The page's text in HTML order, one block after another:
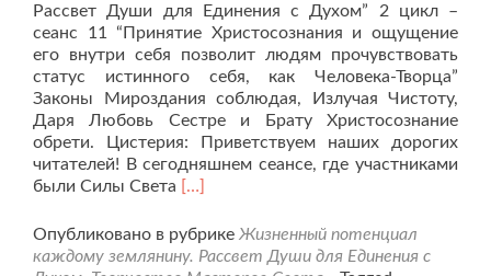
Рассвет Души для Единения с Духом” 2 цикл –
сеанс 11 “Принятие Христосознания и ощущение
его внутри себя позволит людям прочувствовать
статус истинного себя, как Человека-Творца”
Законы Мироздания соблюдая, Излучая Чистоту,
Даря Любовь Сестре и Брату Христосознание
обрети. Цистерия: Приветствуем наших дорогих
читателей! В сегодняшнем сеансе, где участниками
были Силы Света Читать
проТворческий
сеанс
“Жизненный
[…]
Опубликовано в рубрике Жизненный потенциал
каждому землянину. Рассвет Души для Единения с